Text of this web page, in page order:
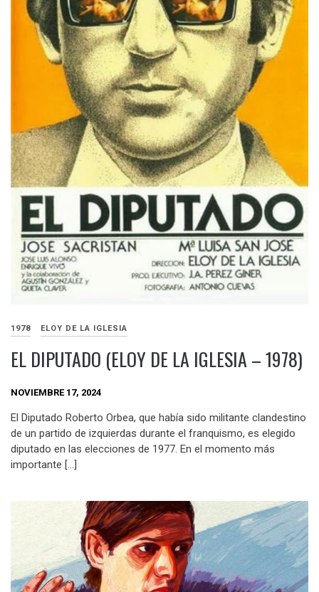
1978 ELOY DE LA IGLESIA
EL DIPUTADO (ELOY DE LA IGLESIA – 1978)
NOVIEMBRE 17, 2024
El Diputado Roberto Orbea, que había sido militante clandestino
de un partido de izquierdas durante el franquismo, es elegido
diputado en las elecciones de 1977. En el momento más
importante […]